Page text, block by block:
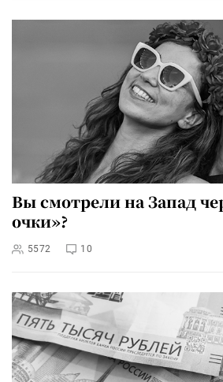
Вы смотрели на Запад
очки»?
5572 10